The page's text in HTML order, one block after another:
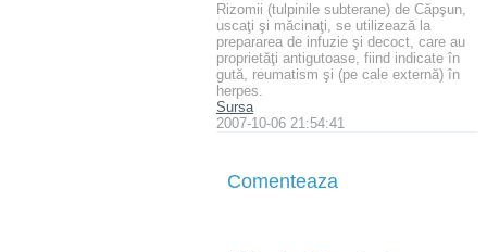
Rizomii (tulpinile subterane) de Căpşun,
uscaţi şi măcinaţi, se utilizează la
prepararea de infuzie şi decoct, care au
proprietăţi antigutoase, fiind indicate în
gută, reumatism şi (pe cale externă) în
herpes.
Sursa
2007-10-06 21:54:41
Comenteaza